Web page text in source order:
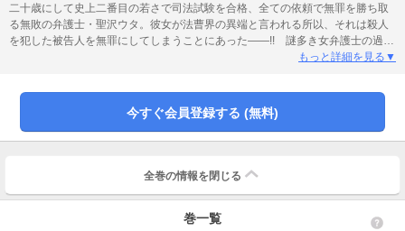
二十歳にして史上二番目の若さで司法試験を合格、全ての依頼で無罪を勝ち取
る無敗の弁護士・聖沢ウタ。彼女が法曹界の異端と言われる所以、それは殺人
を犯した被告人を無罪にしてしまうことにあった――!! 謎多き女弁護士の過去
には何が？ 彼女の真の目的は!? 真実殺しの劇場型法廷ストーリー、ここに
もっと詳細を見る▼
今すぐ会員登録する (無料)
全巻の情報を 閉じる
巻一覧